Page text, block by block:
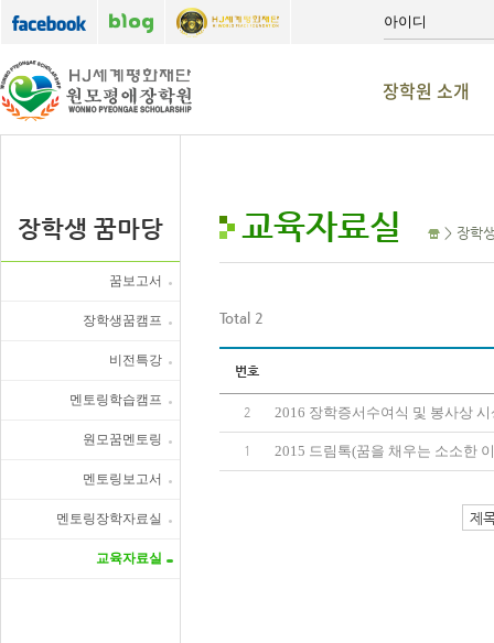
장학원 소개
장학생 꿈마당
꿈보고서
장학생꿈캠프
비전특강
멘토링학습캠프
원모꿈멘토링
멘토링보고서
멘토링장학자료실
교육자료실
교육자료실 > 장학
Total 2
번호
2 2016 장학증서수여식 및 봉사상
1 2015 드림톡(꿈을 채우는 소소한